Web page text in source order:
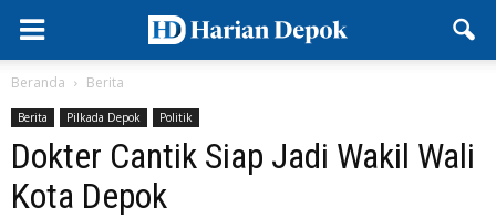
Beranda Berita
Berita Pilkada Depok Politik
Dokter Cantik Siap Jadi Wakil Wali
Kota Depok